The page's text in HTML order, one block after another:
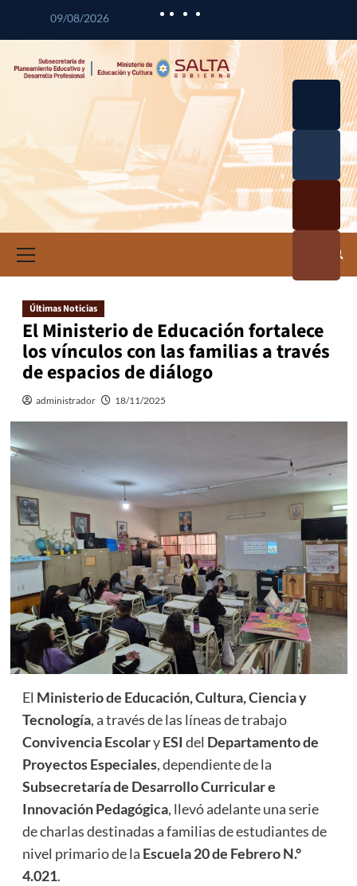
09/08/2026
Últimas Noticias
El Ministerio de Educación fortalece
los vínculos con las familias a través
de espacios de diálogo
administrador 18/11/2025
El Ministerio de Educación, Cultura, Ciencia y
Tecnología, a través de las líneas de trabajo
Convivencia EscolaryESI del Departamento de
Proyectos Especiales, dependiente de la
Subsecretaría de Desarrollo Curricular e
Innovación Pedagógica, llevó adelante una serie
de charlas destinadas a familias de estudiantes de
nivel primario de la Escuela 20 de Febrero N.°
4.021.
Curricul
Profesio
a
Investig
Educativ
a